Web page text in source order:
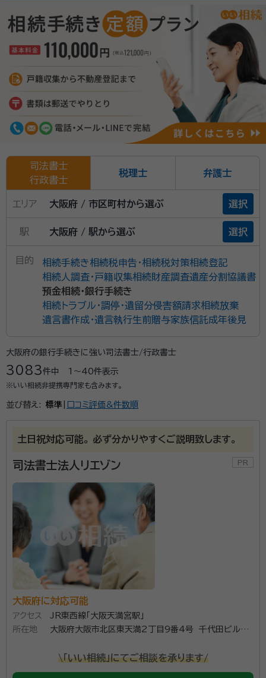
司法書士
行政書士
税理士 弁護士
エリア 大阪府 / 市区町村から選ぶ 選択
駅 大阪府 / 駅から選ぶ 選択
目的 相続手続き相続税申告・相続税対策相続登記
相続人調査・戸籍収集相続財産調査遺産分割協議書
預金相続・銀行手続き
相続トラブル・調停・遺留分侵害額請求相続放棄
遺言書作成・遺言執行生前贈与家族信託成年後見
大阪府の銀行手続きに強い司法書士/行政書士
3083件中 1〜40件表示
※いい相続非提携専門家も含みます。
並び替え: 標準 口コミ評価&件数順
土日祝対応可能。 必ず分かりやすくご説明致します。
司法書士法人リエゾン
大阪府に対応可能
アクセス
JR東西線「大阪天満宮駅」
所在地
大阪府大阪市北区東天満2丁目9番4号 千代田ビル東
\「いい相続」にてご相談を承ります/